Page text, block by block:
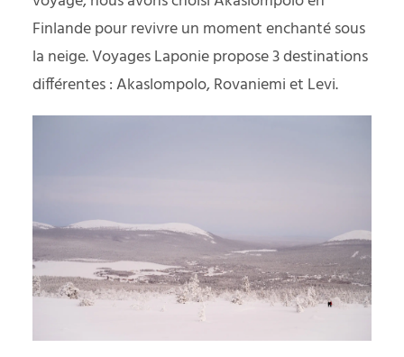
Finlande pour revivre un moment enchanté sous
la neige. Voyages Laponie propose 3 destinations
différentes : Akaslompolo, Rovaniemi et Levi.